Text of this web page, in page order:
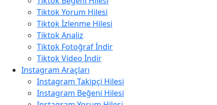
Tiktok Yorum Hilesi
Tiktok İzlenme Hilesi
Tiktok Analiz
Tiktok Fotoğraf İndir
Tiktok Video İndir
Instagram Araçları
Instagram Takipçi Hilesi
Instagram Beğeni Hilesi